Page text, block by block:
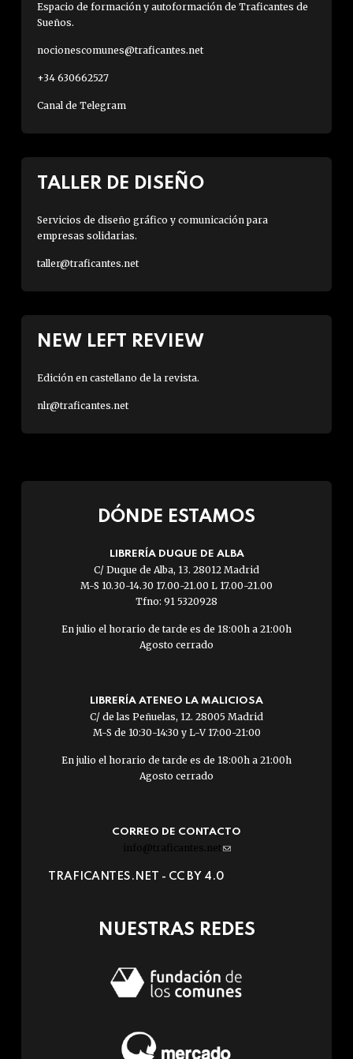
Espacio de formación y autoformación de Traficantes de
Sueños.
nocionescomunes@traficantes.net
+34 630662527
Canal de Telegram
TALLER DE DISEÑO
Servicios de diseño gráfico y comunicación para
empresas solidarias.
taller@traficantes.net
NEW LEFT REVIEW
Edición en castellano de la revista.
nlr@traficantes.net
DÓNDE ESTAMOS
LIBRERÍA DUQUE DE ALBA
C/ Duque de Alba, 13. 28012 Madrid
M-S 10.30-14.30 17.00-21.00 L 17.00-21.00
Tfno: 91 5320928
En julio el horario de tarde es de 18:00h a 21:00h
Agosto cerrado
LIBRERÍA ATENEO LA MALICIOSA
C/ de las Peñuelas, 12. 28005 Madrid
M-S de 10:30-14:30 y L-V 17:00-21:00
En julio el horario de tarde es de 18:00h a 21:00h
Agosto cerrado
CORREO DE CONTACTO
info@traficantes.net (link
e-
TRAFICANTES.NET - CC BY 4.0
NUESTRAS REDES